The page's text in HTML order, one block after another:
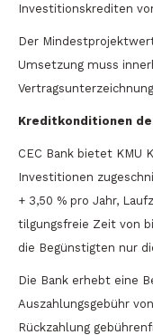
Investitionskrediten
Der
Umsetzung muss
Kreditkonditionen der
CEC Bank bietet KMU
Investitionen
+ 3,50 % pro Jahr,
tilgungsfreie Zeit von
die Begünstigten nur
Die Bank erhebt eine
Auszahlungsgebühr
Rückzahlung